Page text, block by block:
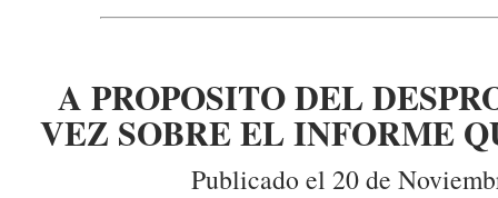
A PROPOSITO DEL
VEZ SOBRE EL INFORME
Publicado el 20 de